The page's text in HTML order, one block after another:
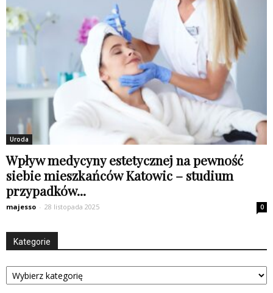
Uroda
Wpływ medycyny estetycznej na pewność
siebie mieszkańców Katowic – studium
przypadków...
majesso - 28 listopada 2025 0
Kategorie
Kategorie